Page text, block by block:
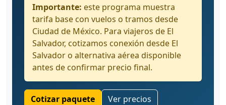
Importante: este programa muestra
tarifa base con vuelos o tramos desde
Ciudad de México. Para viajeros de El
Salvador, cotizamos conexión desde El
Salvador o alternativa aérea disponible
antes de confirmar precio final.
Cotizar paquete
Ver precios